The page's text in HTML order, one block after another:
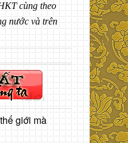
cùng theo
nước và trên
giới mà